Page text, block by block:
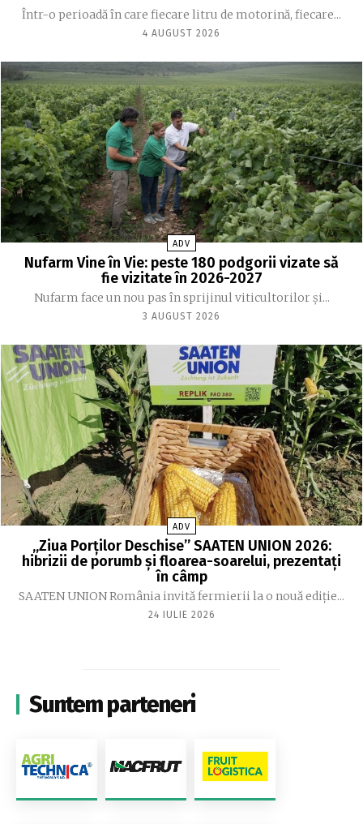
Într-o perioadă în care fiecare litru de motorină, fiecare...
4 AUGUST 2026
ADV
Nufarm Vine în Vie: peste 180 podgorii vizate să
fie vizitate în 2026-2027
Nufarm face un nou pas în sprijinul viticultorilor și...
3 AUGUST 2026
ADV
„Ziua Porților Deschise” SAATEN UNION 2026:
hibrizii de porumb și floarea-soarelui, prezentați
în câmp
SAATEN UNION România invită fermierii la o nouă ediție...
24 IULIE 2026
Suntem parteneri